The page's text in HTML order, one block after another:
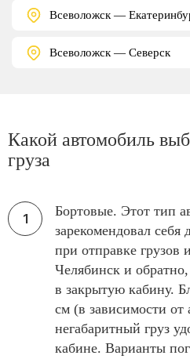
Всеволожск —
Всеволожск — Северск
Какой автомобиль
груза
Бортовые. Этот тип
зарекомендовал себя
при отправке грузов
Челябинск и
в закрытую кабину.
см (в зависимости от
негабаритный груз
кабине. Варианты